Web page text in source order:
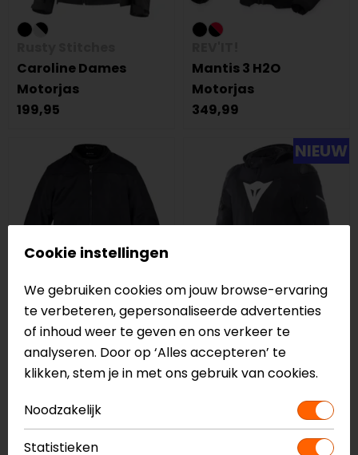
Caroline Dames
Motorjas
199,95
Mantis 3 H2O
Motorjas
349,99
John Doe
Aero Mesh Motorjas
NIEUW
Dainese
Super Sprint Air Tex
Motorjas
op=op
Cookie instellingen
We gebruiken cookies om jouw browse-ervaring
te verbeteren, gepersonaliseerde advertenties
of inhoud weer te geven en ons verkeer te
analyseren. Door op ‘Alles accepteren’ te
klikken, stem je in met ons gebruik van cookies.
Noodzakelijk
Statistieken